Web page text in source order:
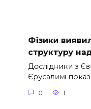
Фізики
структуру
Дослідники з
Єрусалимі
0 1